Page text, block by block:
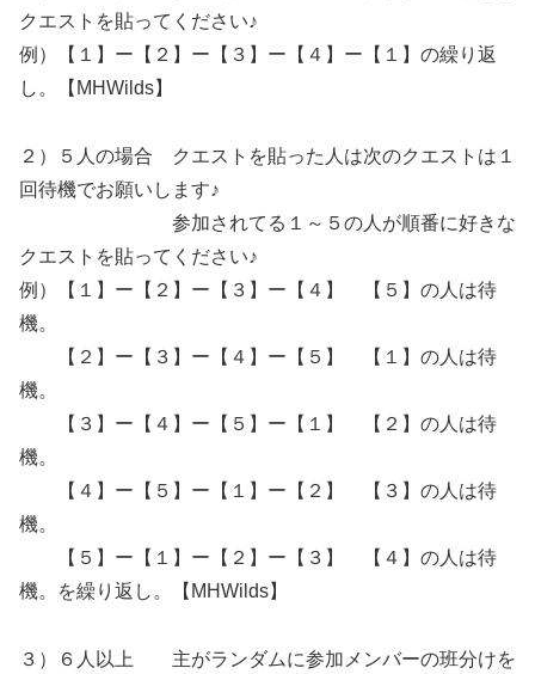
クエストを貼ってください♪
例）【１】ー【２】ー【３】ー【４】ー【１】の繰り返
し。【MHWilds】
２）５人の場合 クエストを貼った人は次のクエストは１
回待機でお願いします♪
参加されてる１～５の人が順番に好きな
クエストを貼ってください♪
例）【１】ー【２】ー【３】ー【４】 【５】の人は待
機。
【２】ー【３】ー【４】ー【５】 【１】の人は待
機。
【３】ー【４】ー【５】ー【１】 【２】の人は待
機。
【４】ー【５】ー【１】ー【２】 【３】の人は待
機。
【５】ー【１】ー【２】ー【３】 【４】の人は待
機。を繰り返し。【MHWilds】
３）６人以上 主がランダムに参加メンバーの班分けを